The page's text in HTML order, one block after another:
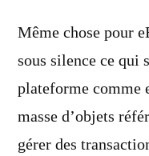
Même chose pour
sous silence ce qui
plateforme comme
masse d’objets
gérer des